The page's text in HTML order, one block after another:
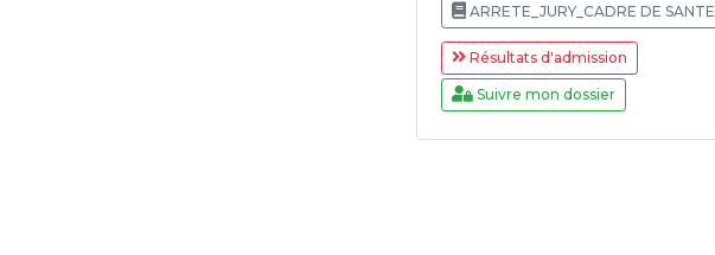
ARRETE_JURY_CADRE DE SANTE
Résultats d'admission
Suivre mon dossier